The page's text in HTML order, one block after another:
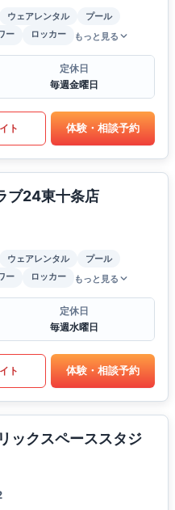
ウェアレンタル
プール
ー ロッカー もっと見る
定休日
毎週金曜日
ト 体験・相談予約
ブ24東十条店
ウェアレンタル
プール
ー ロッカー もっと見る
定休日
毎週水曜日
ト 体験・相談予約
ックスペーススタジ